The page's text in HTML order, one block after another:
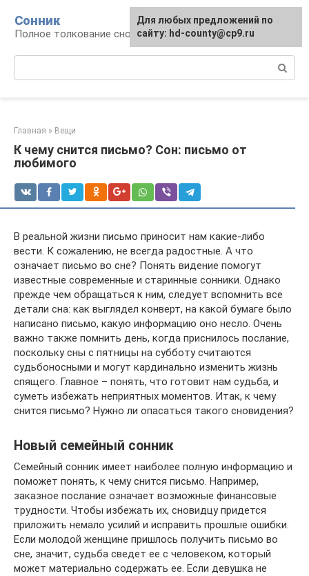
контенту
Сонник
Полное толкование снов
Главная » Вещи
К чему снится письмо? Сон: письмо от
любимого
В реальной жизни письмо приносит нам какие-либо
вести. К сожалению, не всегда радостные. А что
означает письмо во сне? Понять видение помогут
известные современные и старинные сонники. Однако
прежде чем обращаться к ним, следует вспомнить все
детали сна: как выглядел конверт, на какой бумаге было
написано письмо, какую информацию оно несло. Очень
важно также помнить день, когда приснилось послание,
поскольку сны с пятницы на субботу считаются
судьбоносными и могут кардинально изменить жизнь
спящего. Главное – понять, что готовит нам судьба, и
суметь избежать неприятных моментов. Итак, к чему
снится письмо? Нужно ли опасаться такого сновидения?
Новый семейный сонник
Семейный сонник имеет наиболее полную информацию и
поможет понять, к чему снится письмо. Например,
заказное послание означает возможные финансовые
трудности. Чтобы избежать их, сновидцу придется
приложить немало усилий и исправить прошлые ошибки.
Если молодой женщине пришлось получить письмо во
сне, значит, судьба сведет ее с человеком, который
может материально содержать ее. Если девушка не
Для любых предложений по
сайту: hd-county@cp9.ru